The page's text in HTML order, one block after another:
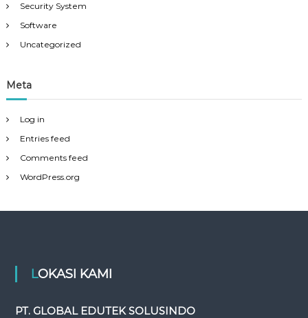
Security System
Software
Uncategorized
Meta
Log in
Entries feed
Comments feed
WordPress.org
LOKASI KAMI
PT. GLOBAL EDUTEK SOLUSINDO